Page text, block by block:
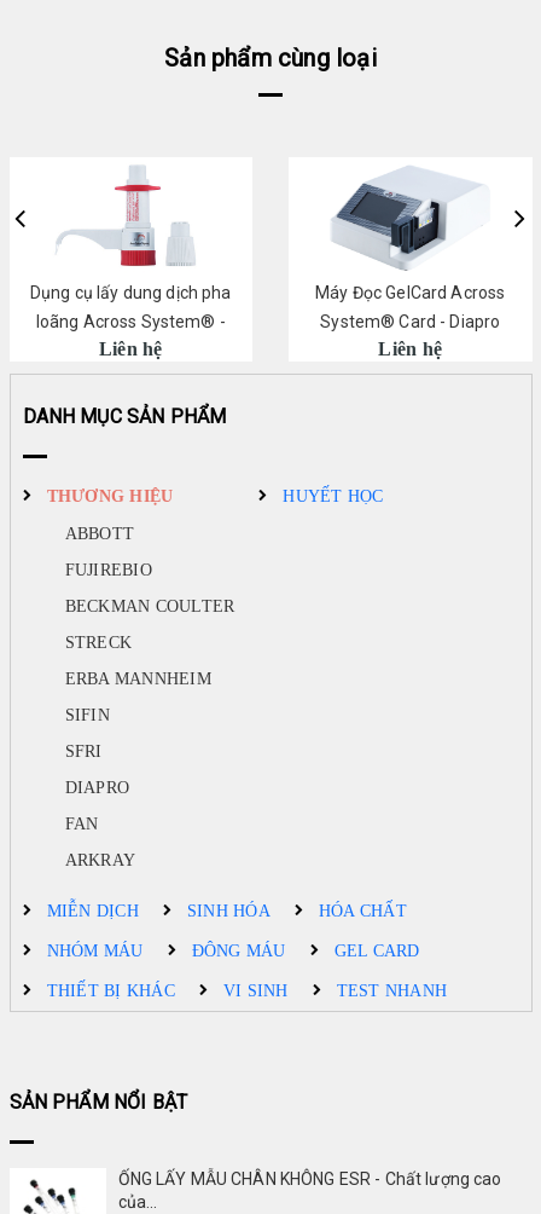
Sản phẩm cùng loại
Dụng cụ lấy dung dịch pha
loãng Across System® -
Diapro
Liên hệ
Máy Đọc GelCard Across
System® Card - Diapro
Liên hệ
DANH MỤC SẢN PHẨM
THƯƠNG HIỆU
ABBOTT
FUJIREBIO
BECKMAN COULTER
STRECK
ERBA MANNHEIM
SIFIN
SFRI
DIAPRO
FAN
ARKRAY
HUYẾT HỌC
MIỄN DỊCH SINH HÓA HÓA CHẤT
NHÓM MÁU ĐÔNG MÁU GEL CARD
THIẾT BỊ KHÁC VI SINH TEST NHANH
SẢN PHẨM NỔI BẬT
ỐNG LẤY MẪU CHÂN KHÔNG ESR - Chất lượng cao
của...